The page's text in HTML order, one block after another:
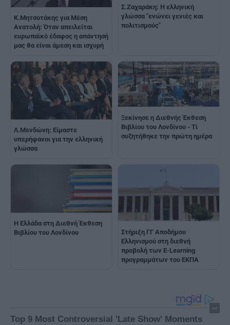
K.Μητσοτάκης για Μέση
Ανατολή: Όταν απειλείται
ευρωπαϊκό έδαφος η απάντησή
μας θα είναι άμεση και ισχυρή
Σ.Ζαχαράκη: Η ελληνική
γλώσσα "ενώνει γενιές και
πολιτισμούς"
Λ.Μενδώνη: Είμαστε
υπερήφανοι για την ελληνική
γλώσσα
Ξεκίνησε η Διεθνής Έκθεση
Βιβλίου του Λονδίνου - Τί
συζητήθηκε την πρώτη ημέρα
Η Ελλάδα στη Διεθνή Έκθεση
Βιβλίου του Λονδίνου
Στήριξη ΓΓ Αποδήμου
Ελληνισμού στη διεθνή
προβολή των E-Learning
προγραμμάτων του ΕΚΠΑ